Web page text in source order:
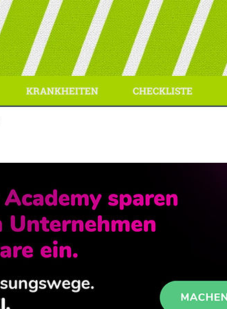
KRANKHEITEN CHECKLISTE